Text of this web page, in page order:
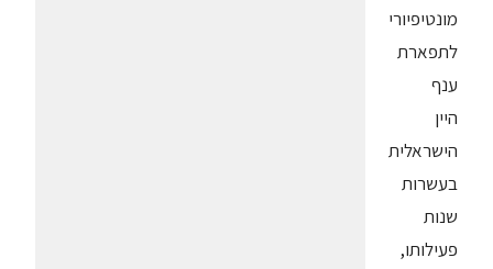
מונטיפיורי
לתפארת
ענף
היין
הישראלית
בעשרות
שנות
פעילותו,